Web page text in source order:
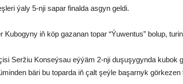
ýaly 5-nji sapar finalda asgyn geldi.
Kubogyny iň köp gazanan topar “Ýuwentus” bolup,
Seržiu Konseýsau eýýäm 2-nji duşuşygynda kubok
bäri bu toparda iň çalt şeýle başarnyk